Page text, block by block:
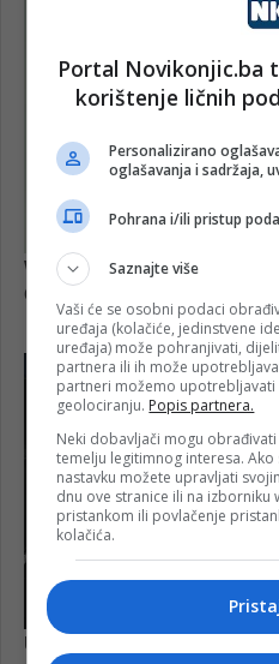
Portal Novikonjic.ba
korištenje ličnih
Personalizirano
oglašavanja i sadržaja,
Pohrana i/ili pristup
Saznajte više
Vaši će se osobni podaci
uređaja (kolačiće, jedinstvene
uređaja) može pohranjivati,
partnera ili ih može
partneri možemo
geolociranju. Popis partnera.
Neki dobavljači mogu
temelju legitimnog interesa. Ako
nastavku možete upravljati
dnu ove stranice ili na izborniku
pristankom ili povlačenje
kolačića.